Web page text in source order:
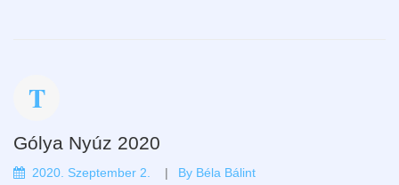
Gólya Nyúz 2020
2020. Szeptember 2. By Béla Bálint